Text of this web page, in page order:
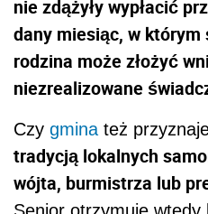
nie zdążyły wypłacić
dany miesiąc, w którym
rodzina może złożyć
niezrealizowane
Czy gmina też
tradycją lokalnych
wójta, burmistrza lub
Senior otrzymuje wtedy